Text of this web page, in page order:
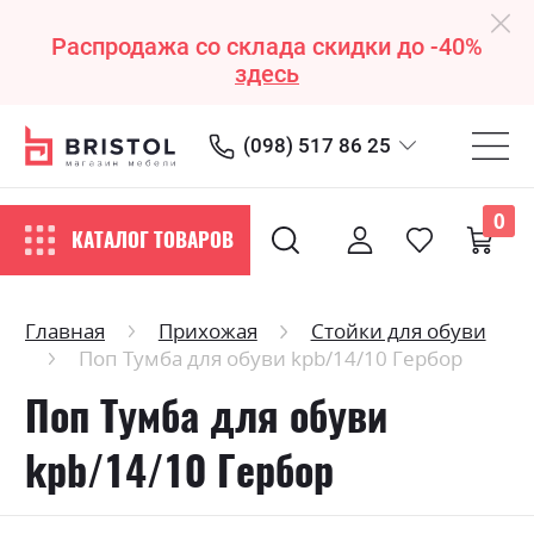
Распродажа со склада скидки до -40%
здесь
(098) 517 86 25
КАТАЛОГ ТОВАРОВ
0
Главная Прихожая
Стойки для обуви
Поп Тумба для обуви kpb/14/10 Гербор
Поп Тумба для обуви
kpb/14/10 Гербор